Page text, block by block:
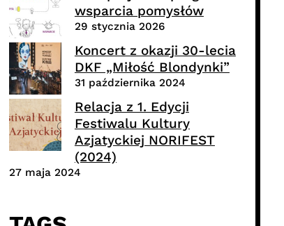
wsparcia pomysłów
29 stycznia 2026
Koncert z okazji 30-lecia
DKF „Miłość Blondynki”
31 października 2024
Relacja z 1. Edycji
Festiwalu Kultury
Azjatyckiej NORIFEST
(2024)
27 maja 2024